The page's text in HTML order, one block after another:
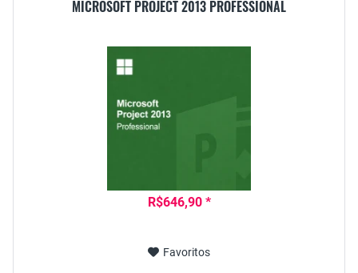
MICROSOFT PROJECT 2013 PROFESSIONAL
R$646,90 *
Favoritos